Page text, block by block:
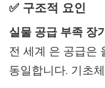
✅ 구조적 요인
실물 공급 부족 장
전 세계 은 공급은
동일합니다. 기초